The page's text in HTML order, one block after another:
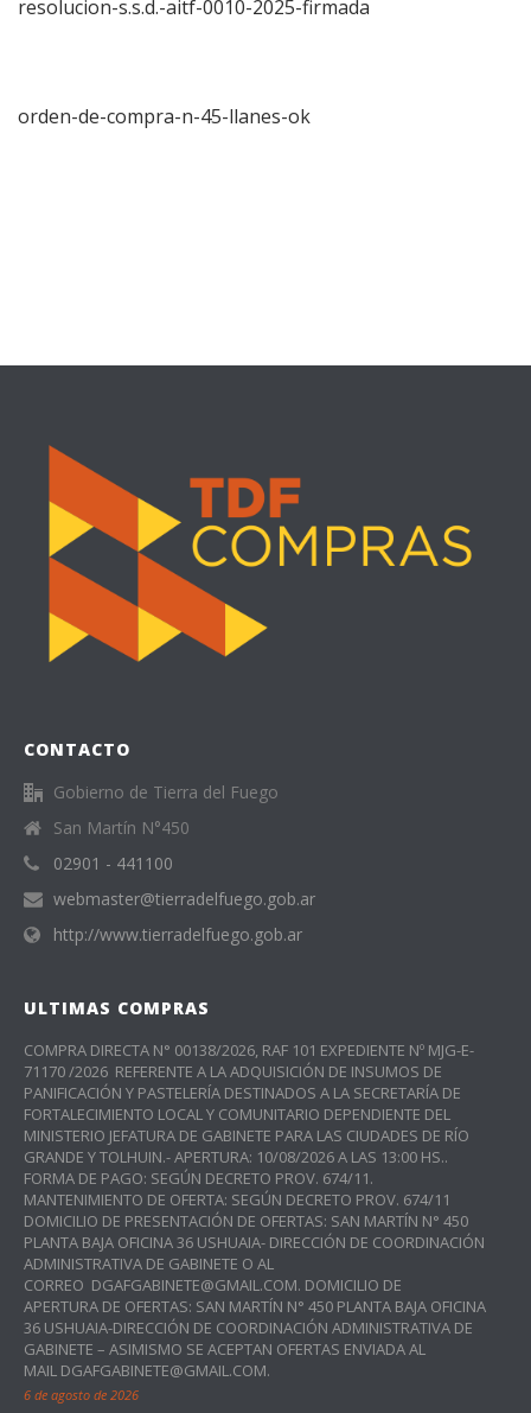
resolucion-s.s.d.-aitf-0010-2025-firmada
orden-de-compra-n-45-llanes-ok
CONTACTO
Gobierno de Tierra del Fuego
San Martín N°450
02901 - 441100
webmaster@tierradelfuego.gob.ar
http://www.tierradelfuego.gob.ar
ULTIMAS COMPRAS
COMPRA DIRECTA N° 00138/2026, RAF 101 EXPEDIENTE Nº MJG-E-
71170 /2026 REFERENTE A LA ADQUISICIÓN DE INSUMOS DE
PANIFICACIÓN Y PASTELERÍA DESTINADOS A LA SECRETARÍA DE
FORTALECIMIENTO LOCAL Y COMUNITARIO DEPENDIENTE DEL
MINISTERIO JEFATURA DE GABINETE PARA LAS CIUDADES DE RÍO
GRANDE Y TOLHUIN.- APERTURA: 10/08/2026 A LAS 13:00 HS..
FORMA DE PAGO: SEGÚN DECRETO PROV. 674/11.
MANTENIMIENTO DE OFERTA: SEGÚN DECRETO PROV. 674/11
DOMICILIO DE PRESENTACIÓN DE OFERTAS: SAN MARTÍN N° 450
PLANTA BAJA OFICINA 36 USHUAIA- DIRECCIÓN DE COORDINACIÓN
ADMINISTRATIVA DE GABINETE O AL
CORREO DGAFGABINETE@GMAIL.COM. DOMICILIO DE
APERTURA DE OFERTAS: SAN MARTÍN N° 450 PLANTA BAJA OFICINA
36 USHUAIA-DIRECCIÓN DE COORDINACIÓN ADMINISTRATIVA DE
GABINETE – ASIMISMO SE ACEPTAN OFERTAS ENVIADA AL
MAIL DGAFGABINETE@GMAIL.COM.
6 de agosto de 2026